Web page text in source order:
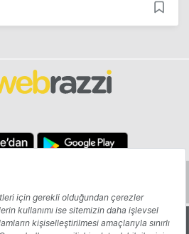
Yazarlar